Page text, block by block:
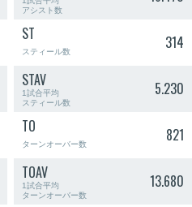
アシスト数
ST
スティール数
314
STAV
1試合平均
スティール数
5.230
TO
ターンオーバー数
821
TOAV
1試合平均
ターンオーバー数
13.680